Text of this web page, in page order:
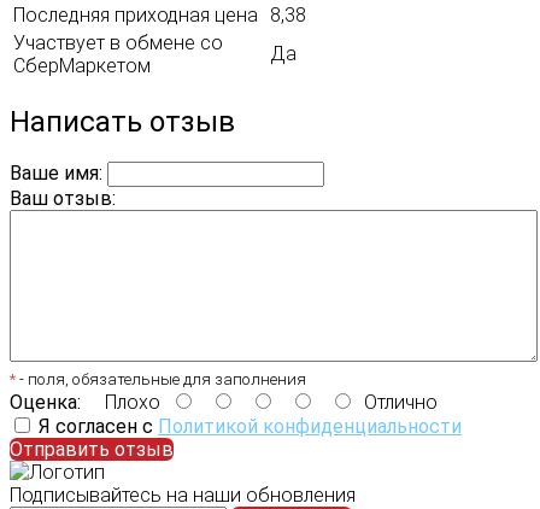
Последняя приходная цена
8,38
Участвует в обмене со
СберМаркетом
Да
Написать отзыв
Ваше имя:
Ваш отзыв:
* - поля, обязательные для заполнения
Оценка: Плохо
Отлично
Я согласен с Политикой конфиденциальности
Отправить отзыв
Подписывайтесь на наши обновления